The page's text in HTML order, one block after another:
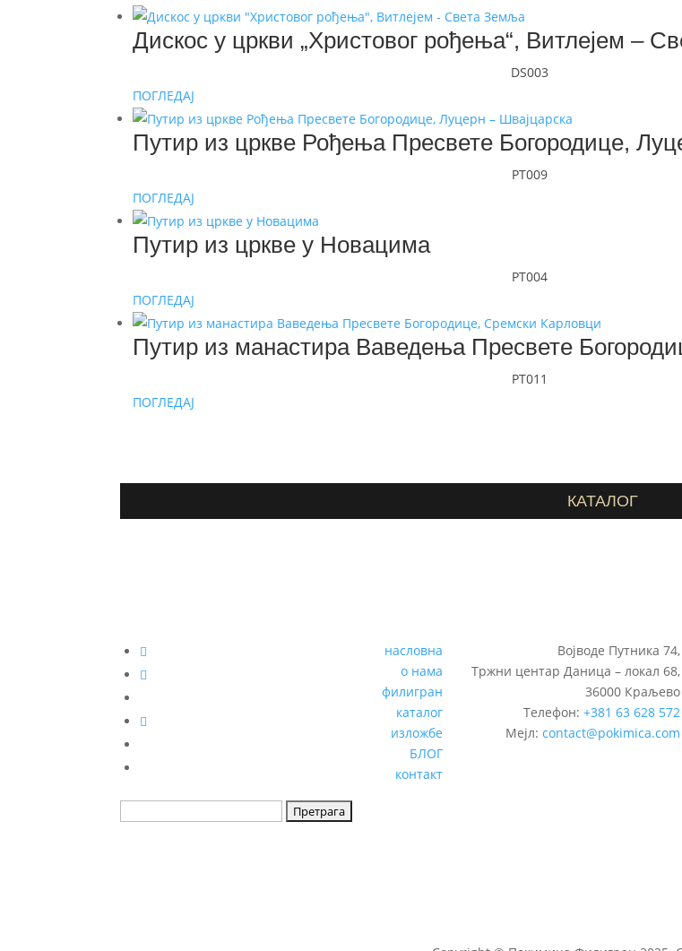
Дискос у цркви „Христовог рођења“, Витлејем –
DS003
ПОГЛЕДАЈ
Путир из цркве Рођења Пресвете Богородице,
PT009
ПОГЛЕДАЈ
Путир из цркве у Новацима
PT004
ПОГЛЕДАЈ
Путир из манастира Ваведења Пресвете
PT011
ПОГЛЕДАЈ
КАТАЛОГ
насловна
о нама
филигран
каталог
изложбе
БЛОГ
контакт
Војводе Путника 74,
Тржни центар Даница – локал 68,
36000 Краљево
Телефон: +381 63 628 572
Мејл: contact@pokimica.com